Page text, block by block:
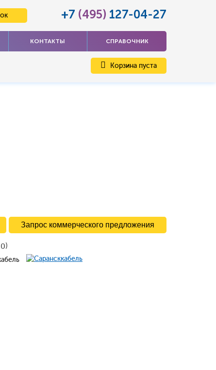
+7 (495) 127-04-27
КОНТАКТЫ СПРАВОЧНИК
Корзина пуста
Запрос коммерческого предложения
0)